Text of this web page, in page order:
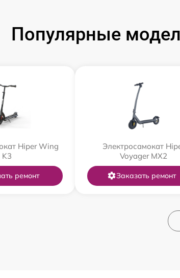
Популярные
Hiper Wing
K3
ремонт
Электросамокат
Voyager MX2
Заказать ремонт